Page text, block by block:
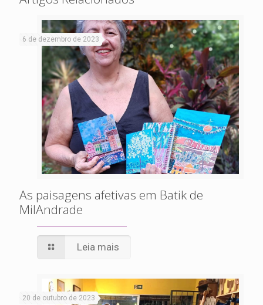
6 de dezembro de 2023
As paisagens afetivas em Batik de
MilAndrade
Leia mais
20 de outubro de 2023